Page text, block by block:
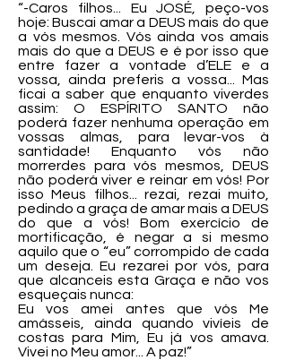
“-Caros filhos... Eu JOSÉ, peço-vos
hoje: Buscai amar a DEUS mais do que
a vós mesmos. Vós ainda vos amais
mais do que a DEUS e é por isso que
entre fazer a vontade d’ELE e a
vossa, ainda preferis a vossa... Mas
ficai a saber que enquanto viverdes
assim: O ESPÍRITO SANTO não
poderá fazer nenhuma operação em
vossas almas, para levar-vos à
santidade! Enquanto vós não
morrerdes para vós mesmos, DEUS
não poderá viver e reinar em vós! Por
isso Meus filhos... rezai, rezai muito,
pedindo a graça de amar mais a DEUS
do que a vós! Bom exercício de
mortificação, é negar a si mesmo
aquilo que o “eu” corrompido de cada
um deseja. Eu rezarei por vós, para
que alcanceis esta Graça e não vos
esqueçais nunca:
Eu vos amei antes que vós Me
amásseis, ainda quando vivíeis de
costas para Mim, Eu já vos amava.
Vivei no Meu amor... A paz!”